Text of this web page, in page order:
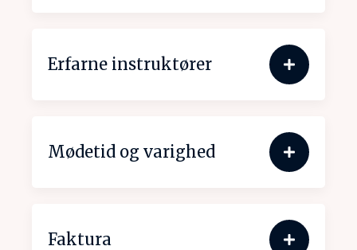
Erfarne instruktører
Mødetid og varighed
Faktura